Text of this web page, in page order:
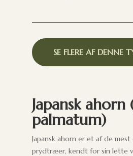
SE FLERE AF DENNE
Japansk ahorn
palmatum)
Japansk ahorn er et af de mest
prydtræer, kendt for sin lette